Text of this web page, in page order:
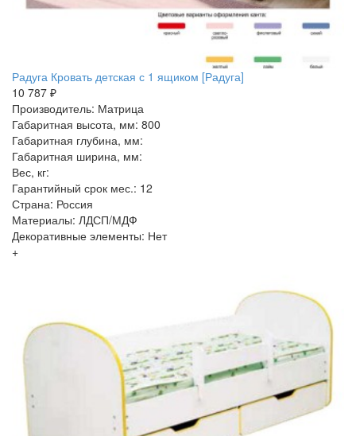
Радуга Кровать детская с 1 ящиком [Радуга]
10 787 ₽
Производитель: Матрица
Габаритная высота, мм: 800
Габаритная глубина, мм:
Габаритная ширина, мм:
Вес, кг:
Гарантийный срок мес.: 12
Страна: Россия
Материалы: ЛДСП/МДФ
Декоративные элементы: Нет
+